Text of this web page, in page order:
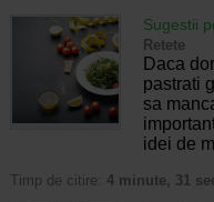
Sugestii
Retete
Daca
pastrati
sa
idei de
Timp de citire: 4 minute, 31